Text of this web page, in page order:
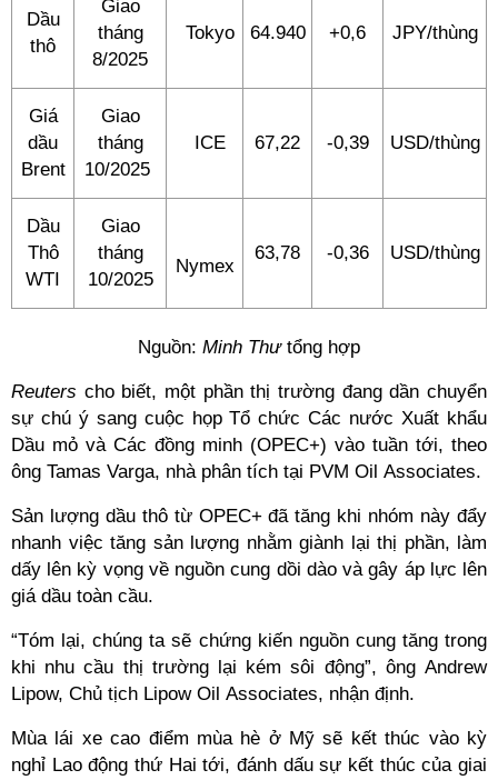
Dầu
thô
Giao
tháng
8/2025
Tokyo 64.940 +0,6 JPY/thùng
Giá
dầu
Brent
Giao
tháng
10/2025
ICE 67,22 -0,39 USD/thùng
Dầu
Thô
WTI
Giao
tháng
10/2025
Nymex
63,78 -0,36 USD/thùng
Nguồn: Minh Thưtổng hợp
Reuters cho biết, một phần thị trường đang dần chuyển
sự chú ý sang cuộc họp Tổ chức Các nước Xuất khẩu
Dầu mỏ và Các đồng minh (OPEC+) vào tuần tới, theo
ông Tamas Varga, nhà phân tích tại PVM Oil Associates.
Sản lượng dầu thô từ OPEC+ đã tăng khi nhóm này đẩy
nhanh việc tăng sản lượng nhằm giành lại thị phần, làm
dấy lên kỳ vọng về nguồn cung dồi dào và gây áp lực lên
giá dầu toàn cầu.
“Tóm lại, chúng ta sẽ chứng kiến nguồn cung tăng trong
khi nhu cầu thị trường lại kém sôi động”, ông Andrew
Lipow, Chủ tịch Lipow Oil Associates, nhận định.
Mùa lái xe cao điểm mùa hè ở Mỹ sẽ kết thúc vào kỳ
nghỉ Lao động thứ Hai tới, đánh dấu sự kết thúc của giai